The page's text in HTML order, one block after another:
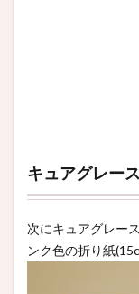
キュアグレー
次にキュアグレー
ンク色の折り紙